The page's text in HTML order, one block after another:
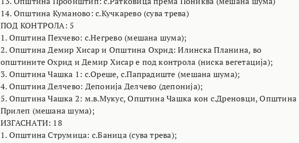
14. Општина Куманово: с.Кучкарево (сува трева)
ПОД КОНТРОЛА: 5
1. Општина Пехчево: с.Негрево (мешана шума);
2. Општина Демир Хисар и Општина Охрид: Илинска Планина, во
општините Охрид и Демир Хисар е под контрола (ниска вегетација);
3. Општина Чашка 1: с.Ореше, с.Папрадиште (мешана шума);
4. Општина Делчево: Депонија Делчево (депонија);
5. Општина Чашка 2: м.в.Мукус, Општина Чашка кон с.Дреновци, Општина
Прилеп (мешана шума);
ИЗГАСНАТИ: 18
1. Општина Струмица: с.Баница (сува трева);